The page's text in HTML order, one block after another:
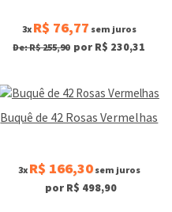
3x R$ 76,77 sem juros
De: R$ 255,90 por R$ 230,31
Buquê de 42 Rosas Vermelhas
3x R$ 166,30sem juros
por R$ 498,90